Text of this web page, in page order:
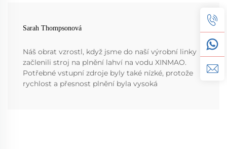
Sarah Thompsonová
Náš obrat vzrostl, když jsme do naší výrobní linky
začlenili stroj na plnění lahví na vodu XINMAO.
Potřebné vstupní zdroje byly také nízké, protože
rychlost a přesnost plnění byla vysoká